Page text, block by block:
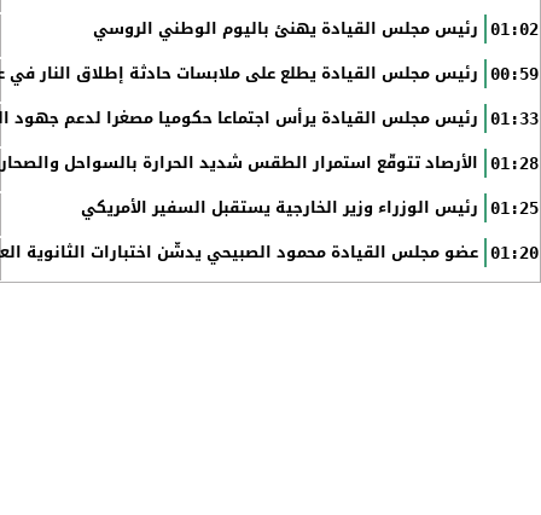
01:02 رئيس مجلس القيادة يهنئ باليوم الوطني الروسي
00:59 رئيس مجلس القيادة يطلع على ملابسات حادثة إطلاق النار في
01:33 رئيس مجلس القيادة يرأس اجتماعا حكوميا مصغرا لدعم جهود
01:28 الأرصاد تتوقّع استمرار الطقس شديد الحرارة بالسواحل
01:25 رئيس الوزراء وزير الخارجية يستقبل السفير الأمريكي
01:20 عضو مجلس القيادة محمود الصبيحي يدشّن اختبارات الثانوية